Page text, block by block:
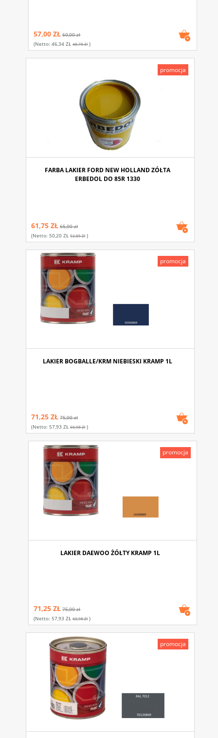
57,00 ZŁ 60,00 zł
(netto:46,34 ZŁ 48,78 Zł)
FARBA LAKIER FORD NEW HOLLAND ZÓŁTA
ERBEDOL DO 85R 1330
61,75 ZŁ 65,00 zł
(netto: 50,20 ZŁ 52,85 Zł)
promocja
LAKIER BOGBALLE/KRM NIEBIESKI KRAMP 1L
71,25 ZŁ 75,00 zł
(netto:57,93 ZŁ 60,98 Zł)
promocja
LAKIER DAEWOO ŻÓŁTY KRAMP 1L
71,25 ZŁ 75,00 zł
(netto: 57,93 ZŁ 60,98 Zł)
promocja
promocja